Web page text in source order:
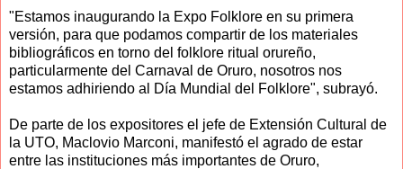
"Estamos inaugurando la Expo Folklore en su primera
versión, para que podamos compartir de los materiales
bibliográficos en torno del folklore ritual orureño,
particularmente del Carnaval de Oruro, nosotros nos
estamos adhiriendo al Día Mundial del Folklore", subrayó.
De parte de los expositores el jefe de Extensión Cultural de
la UTO, Maclovio Marconi, manifestó el agrado de estar
entre las instituciones más importantes de Oruro,